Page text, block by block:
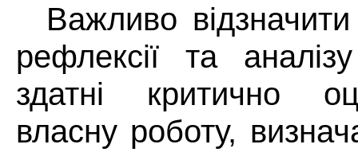
Важливо
рефлексії та
здатні критично
власну роботу,